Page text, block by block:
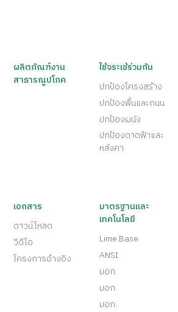
ผลิตภัณฑ์งาน
สาธารณูปโภค
ใช้จระเข้ร่วมกัน
ปกป้องโครงสร้าง
ปกป้องพื้นและถนน
ปกป้องผนัง
ปกป้องดาดฟ้าและ
หลังคา
เอกสาร
ดาวน์โหลด
วีดีโอ
โครงการอ้างอิง
มาตรฐานและ
เทคโนโลยี
Lime Base
ANSI
มอก.
มอก.
มอก.